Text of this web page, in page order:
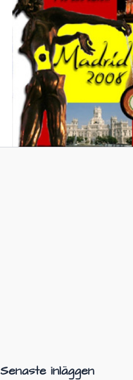
Senaste inläggen